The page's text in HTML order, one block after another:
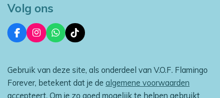
Volg ons
F
a
b
o
I
n
a
g
r
W
h
s
A
T
i
o
k
Gebruik van deze site, als onderdeel van V.O.F. Flamingo
Forever, betekent dat je de algemene voorwaarden
accepteert. Om je zo goed mogelijk te helpen gebruikt